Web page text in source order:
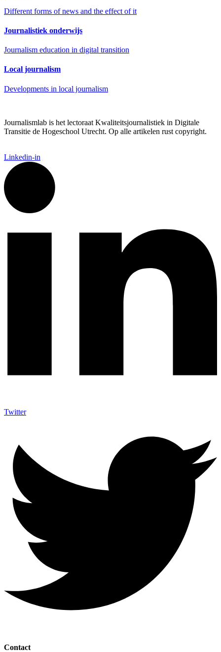
Different forms of news and the effect of it
Journalistiek onderwijs
Journalism education in digital transition
Local journalism
Developments in local journalism
Journalismlab is het lectoraat Kwaliteitsjournalistiek in Digitale
Transitie de Hogeschool Utrecht. Op alle artikelen rust copyright.
Linkedin-in
Twitter
Contact